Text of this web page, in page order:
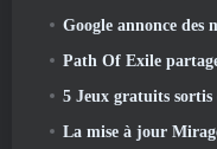
Google annonce des modifications
Path Of Exile partage la liste
5 Jeux gratuits sortis
La mise à jour